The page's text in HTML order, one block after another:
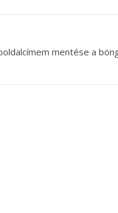
mentése a